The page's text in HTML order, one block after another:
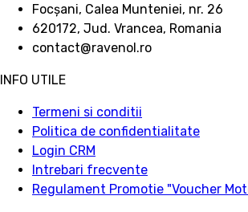
Focșani, Calea Munteniei, nr. 26
620172, Jud. Vrancea, Romania
contact@ravenol.ro
INFO UTILE
Termeni si conditii
Politica de confidentialitate
Login CRM
Intrebari frecvente
Regulament Promotie "Voucher